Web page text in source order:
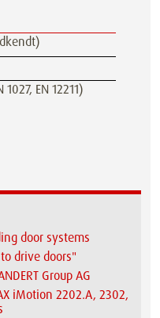
EN 12211)
door systems
drive doors"
Group AG
iMotion 2202.A, 2302,